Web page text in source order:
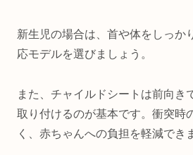
新生児の場合は、首や体をしっか
応モデルを選びましょう。
また、チャイルドシートは前向き
取り付けるのが基本です。衝突時
く、赤ちゃんへの負担を軽減でき